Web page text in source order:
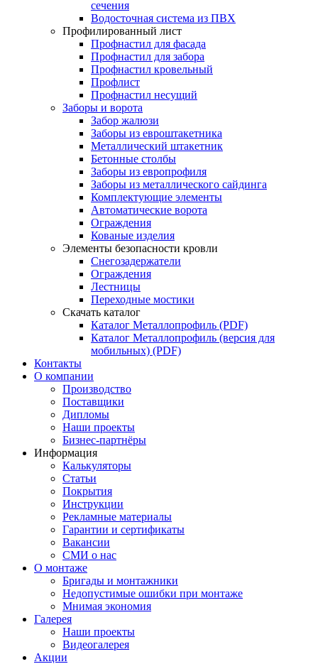
сечения
Водосточная система из ПВХ
Профилированный лист
Профнастил для фасада
Профнастил для забора
Профнастил кровельный
Профлист
Профнастил несущий
Заборы и ворота
Забор жалюзи
Заборы из евроштакетника
Металлический штакетник
Бетонные столбы
Заборы из европрофиля
Заборы из металлического сайдинга
Комплектующие элементы
Автоматические ворота
Ограждения
Кованые изделия
Элементы безопасности кровли
Снегозадержатели
Ограждения
Лестницы
Переходные мостики
Скачать каталог
Каталог Металлопрофиль (PDF)
Каталог Металлопрофиль (версия для
мобильных) (PDF)
Контакты
О компании
Производство
Поставщики
Дипломы
Наши проекты
Бизнес-партнёры
Информация
Калькуляторы
Статьи
Покрытия
Инструкции
Рекламные материалы
Гарантии и сертификаты
Вакансии
СМИ о нас
О монтаже
Бригады и монтажники
Недопустимые ошибки при монтаже
Мнимая экономия
Галерея
Наши проекты
Видеогалерея
Акции